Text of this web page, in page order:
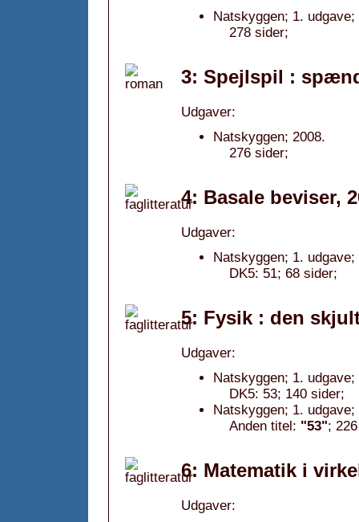
Natskyggen; 1. udgave;
278 sider;
3: Spejlspil :
Udgaver:
Natskyggen; 2008.
276 sider;
4: Basale beviser,
Udgaver:
Natskyggen; 1. udgave;
DK5: 51; 68 sider;
5: Fysik : den
Udgaver:
Natskyggen; 1. udgave;
DK5: 53; 140 sider;
Natskyggen; 1. udgave;
Anden titel: "53";
6: Matematik i
Udgaver: